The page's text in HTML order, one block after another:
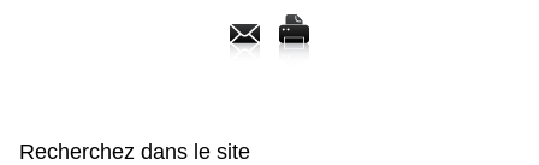
Recherchez dans le site